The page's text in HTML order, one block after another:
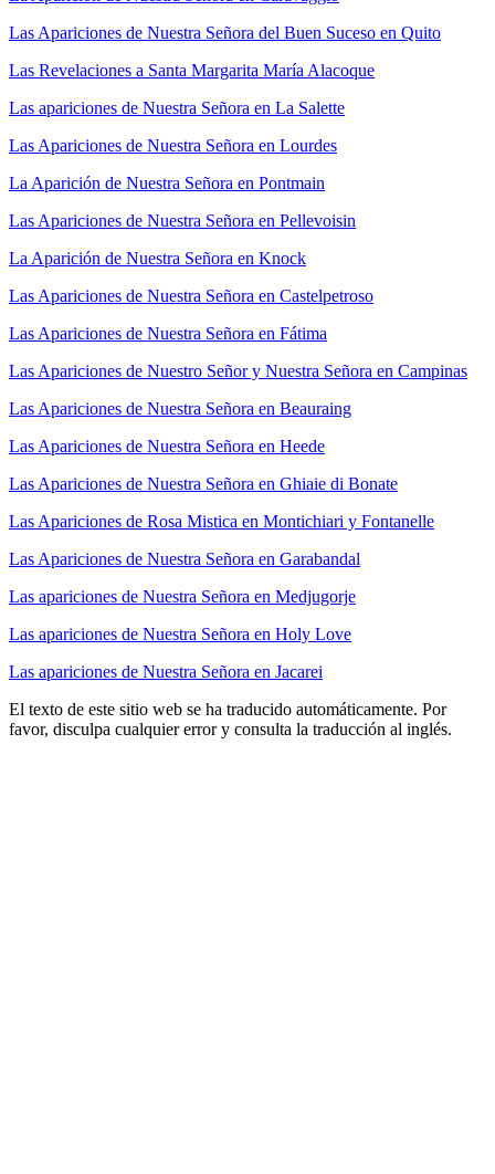
Las Apariciones de Nuestra Señora del Buen Suceso en Quito
Las Revelaciones a Santa Margarita María Alacoque
Las apariciones de Nuestra Señora en La Salette
Las Apariciones de Nuestra Señora en Lourdes
La Aparición de Nuestra Señora en Pontmain
Las Apariciones de Nuestra Señora en Pellevoisin
La Aparición de Nuestra Señora en Knock
Las Apariciones de Nuestra Señora en Castelpetroso
Las Apariciones de Nuestra Señora en Fátima
Las Apariciones de Nuestro Señor y Nuestra Señora en Campinas
Las Apariciones de Nuestra Señora en Beauraing
Las Apariciones de Nuestra Señora en Heede
Las Apariciones de Nuestra Señora en Ghiaie di Bonate
Las Apariciones de Rosa Mistica en Montichiari y Fontanelle
Las Apariciones de Nuestra Señora en Garabandal
Las apariciones de Nuestra Señora en Medjugorje
Las apariciones de Nuestra Señora en Holy Love
Las apariciones de Nuestra Señora en Jacarei
El texto de este sitio web se ha traducido automáticamente. Por
favor, disculpa cualquier error y consulta la traducción al inglés.